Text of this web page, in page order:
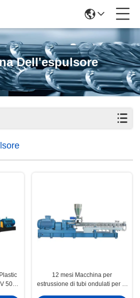
Dell'espulsore
50hz
12 mesi Macchina per
estrussione di tubi ondulati per la